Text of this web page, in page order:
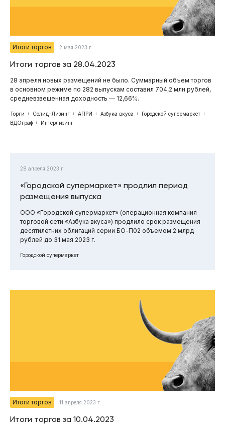
Итоги торгов 2 мая 2023 г.
Итоги торгов за 28.04.2023
28 апреля новых размещений не было. Суммарный объем торгов
в основном режиме по 282 выпускам составил 704,2 млн рублей,
средневзвешенная доходность — 12,66%.
Торги Солид-Лизинг АПРИ Азбука вкуса
Городской супермаркет
ВДОграф
Интерлизинг
28 апреля 2023 г.
«Городской супермаркет» продлил период
размещения выпуска
ООО «Городской супермаркет» (операционная компания
торговой сети «Азбука вкуса») продлило срок размещения
десятилетних облигаций серии БО-П02 объемом 2 млрд
рублей до 31 мая 2023 г.
Городской супермаркет
Итоги торгов 11 апреля 2023 г.
Итоги торгов за 10.04.2023